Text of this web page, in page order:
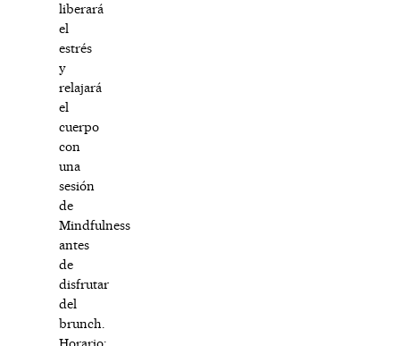
liberará
el
estrés
y
relajará
el
cuerpo
con
una
sesión
de
Mindfulness
antes
de
disfrutar
del
brunch.
Horario: